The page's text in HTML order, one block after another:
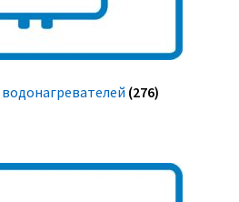
(276)